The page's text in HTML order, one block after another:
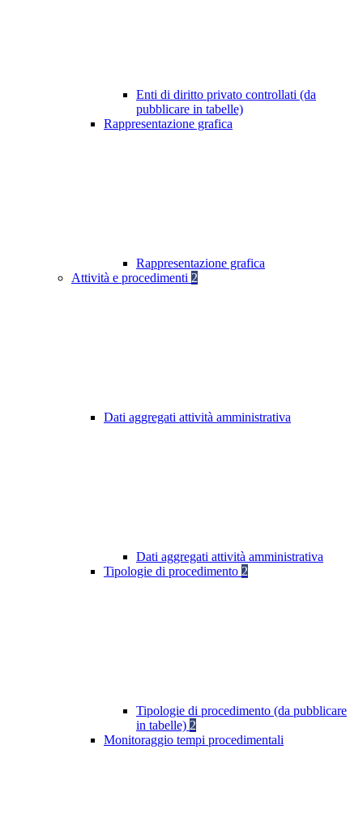
Enti di diritto privato controllati (da
pubblicare in tabelle)
Rappresentazione grafica
Rappresentazione grafica
Attività e procedimenti 2
Dati aggregati attività amministrativa
Dati aggregati attività amministrativa
Tipologie di procedimento 2
Tipologie di procedimento (da pubblicare
in tabelle) 2
Monitoraggio tempi procedimentali